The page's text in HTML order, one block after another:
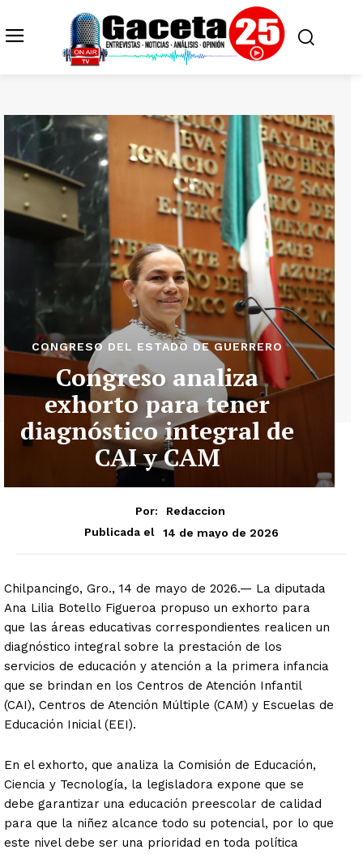
CONGRESO DEL ESTADO DE GUERRERO
Congreso analiza
exhorto para tener
diagnóstico integral de
CAI y CAM
Por:
Redaccion
Publicada el
14 de mayo de 2026
Chilpancingo, Gro., 14 de mayo de 2026.— La diputada
Ana Lilia Botello Figueroa propuso un exhorto para
que las áreas educativas correspondientes realicen un
diagnóstico integral sobre la prestación de los
servicios de educación y atención a la primera infancia
que se brindan en los Centros de Atención Infantil
(CAI), Centros de Atención Múltiple (CAM) y Escuelas de
Educación Inicial (EEI).
En el exhorto, que analiza la Comisión de Educación,
Ciencia y Tecnología, la legisladora expone que se
debe garantizar una educación preescolar de calidad
para que la niñez alcance todo su potencial, por lo que
este nivel debe ser una prioridad en toda política